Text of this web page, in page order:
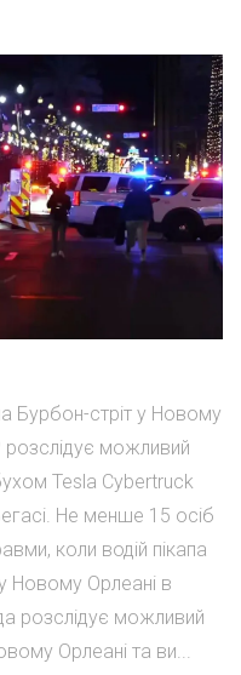
Бурбон-стріт у Новому
можливий
Tesla Cybertruck
Не менше 15 осіб
коли водій пікапа
Новому Орлеані в
розслідує можливий
Орлеані та ви...